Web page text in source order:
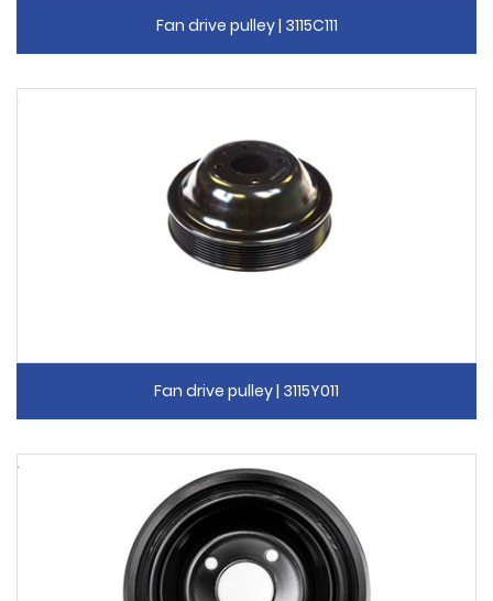
Fan drive pulley | 3115C111
Fan drive pulley | 3115Y011